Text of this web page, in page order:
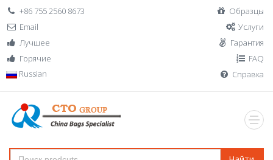
+86 755 2560 8673
Email
Лучшее
Горячие
Russian
Образцы
Услуги
Гарантия
FAQ
Справка